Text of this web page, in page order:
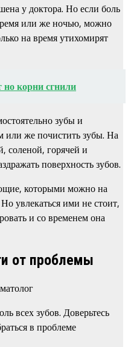
у доктора. Но если боль
или же ночью, можно
на время утихомирят
но корни сгнили
зубы и
или же почистить зубы. На
соленой, горячей и
поверхность зубов.
которыми можно на
увлекаться ими не стоит,
и со временем она
от проблемы
всех зубов. Доверьтесь
в проблеме